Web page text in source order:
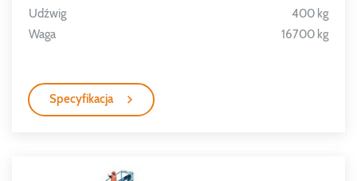
Udźwig
400 kg
Waga
16700 kg
Specyfikacja